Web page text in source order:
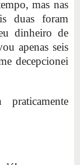
mas nas
duas foram
dinheiro de
apenas seis
decepcionei